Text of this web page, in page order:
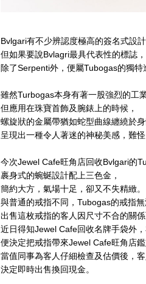
Bvlgari有不少辨認度極高的簽名式設計
但如果要說Bvlagri最具代表性的標誌，
除了Serpenti外，便屬Tubogas的獨特
雖然Turbogas本身有著一股強烈的工
但應用在珠寶首飾及腕錶上的時候，
螺旋狀的金屬帶猶如蛇型曲線纏繞於身
呈現出一種令人著迷的神秘美感，難怪
今次Jewel Cafe旺角店回收Bvlgari的
裹身式的蜿蜒設計配上三色金，
簡約大方，氣場十足，卻又不失精緻。
與普通的戒指不同，Tubogas的戒指無
出售這枚戒指的客人因尺寸不合的關
近日得知Jewel Cafe回收名牌手袋外
便決定把戒指帶來Jewel Cafe旺角店鑑
當值同事為客人仔細檢查及估價後，
決定即時出售換回現金。